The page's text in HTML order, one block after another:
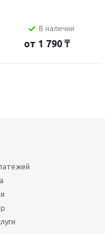
В наличии
от 1 790 ₸